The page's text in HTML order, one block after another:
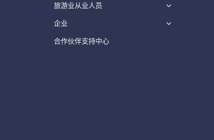
旅游业从业人员
企业
合作伙伴支持中心